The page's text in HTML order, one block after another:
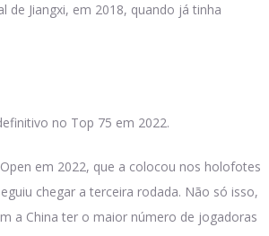
Jiangxi, em 2018, quando já tinha
no Top 75 em 2022.
em 2022, que a colocou nos holofotes
chegar a terceira rodada. Não só isso,
a China ter o maior número de jogadoras